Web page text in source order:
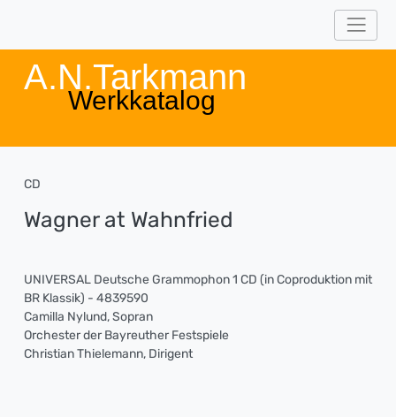
A.N.Tarkmann
Werkkatalog
CD
Wagner at Wahnfried
UNIVERSAL Deutsche Grammophon 1 CD (in Coproduktion mit
BR Klassik) - 4839590
Camilla Nylund, Sopran
Orchester der Bayreuther Festspiele
Christian Thielemann, Dirigent